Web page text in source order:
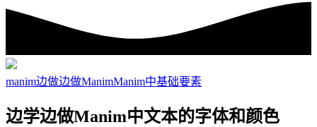
manim边做边做ManimManim中基础要素
边学边做Manim中文本的字体和颜色